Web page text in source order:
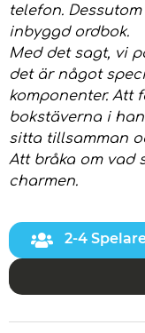
telefon.
inbyggd ordbok.
Med det sagt, vi
det är något
komponenter. Att
bokstäverna i
sitta tillsamman
Att bråka om vad
charmen.
2-4